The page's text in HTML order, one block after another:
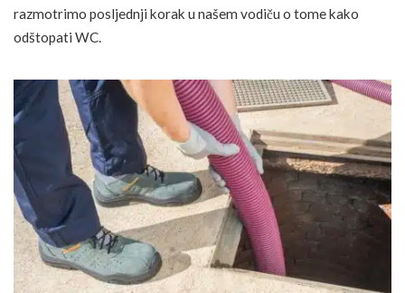
razmotrimo posljednji korak u našem vodiču o tome kako
odštopati WC.